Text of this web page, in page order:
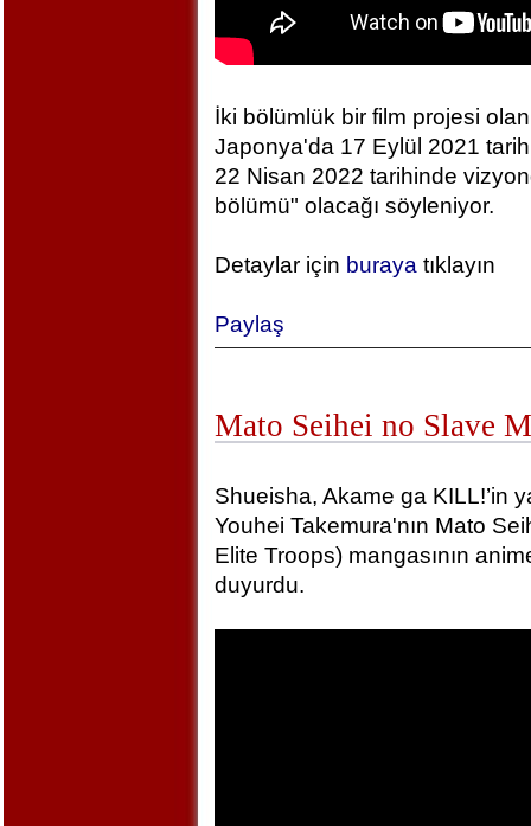
İki bölümlük bir film projesi
Japonya'da 17 Eylül 2021
22 Nisan 2022 tarihinde
bölümü" olacağı söyleniyor.
Detaylar için buraya tıklayın
Paylaş
Mato Seihei no Slave
Shueisha, Akame ga KILL!’in
Youhei Takemura'nın Mato
Elite Troops) mangasının
duyurdu.